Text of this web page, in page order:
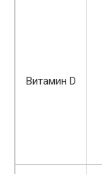
Витамин D